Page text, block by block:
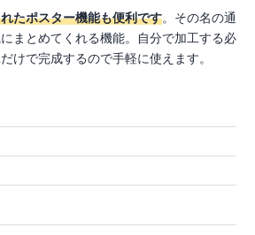
たポスター機能も便利です。その名の通
まとめてくれる機能。自分で加工する必
けで完成するので手軽に使えます。